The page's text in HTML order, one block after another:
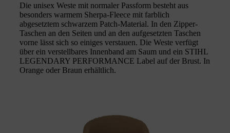
Die unisex Weste mit normaler Passform besteht aus
besonders warmem Sherpa-Fleece mit farblich
abgesetztem schwarzem Patch-Material. In den Zipper-
Taschen an den Seiten und an den aufgesetzten Taschen
vorne lässt sich so einiges verstauen. Die Weste verfügt
über ein verstellbares Innenband am Saum und ein STIHL
LEGENDARY PERFORMANCE Label auf der Brust. In
Orange oder Braun erhältlich.